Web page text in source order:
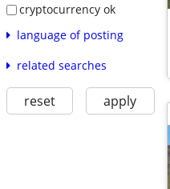
cryptocurrency ok
language of posting
related searches
reset apply